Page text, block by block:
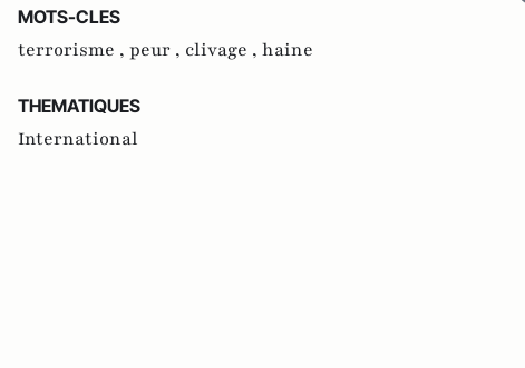
MOTS-CLES
terrorisme , peur , clivage , haine
THEMATIQUES
International